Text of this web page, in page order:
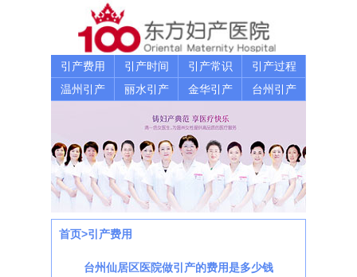
引产费用 引产时间 引产常识
引产过程
温州引产
丽水引产 金华引产 台州引产
首页>引产费用
台州仙居区医院做引产的费用是多少钱